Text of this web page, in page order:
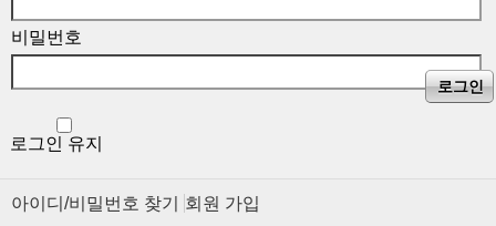
비밀번호
로그인 유지
로그인
아이디/비밀번호 찾기 회원 가입